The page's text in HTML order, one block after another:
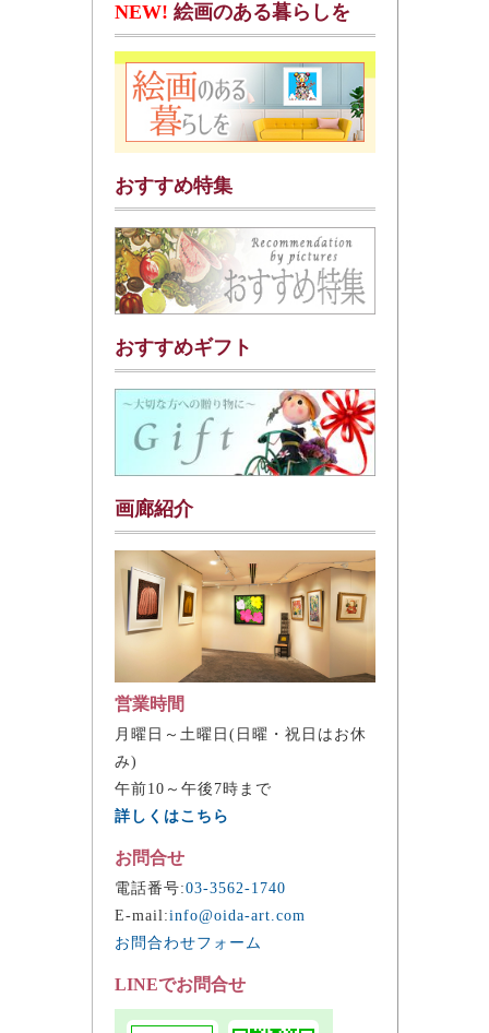
NEW! 絵画のある暮らしを
おすすめ特集
おすすめギフト
画廊紹介
営業時間
月曜日～土曜日(日曜・祝日はお休
み)
午前10～午後7時まで
詳しくはこちら
お問合せ
電話番号:03-3562-1740
E-mail:info@oida-art.com
お問合わせフォーム
LINEでお問合せ